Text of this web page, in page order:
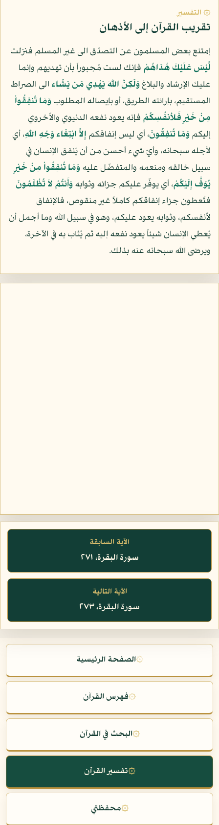
۞ التفسير
تقريب القرآن إلى الأذهان
إمتنع بعض المسلمون عن التصدّق الى غير المسلم فنزلت
لَّيْسَ عَلَيْكَ هُدَاهُمْ فإنك لست مُجبوراً بأن تهديهم وإنما
عليك الإرشاد والبلاغوَلَكِنَّ اللّهَ يَهْدِي مَن يَشَاءالى الصراط
المستقيم، بإرائته الطريق، أو بإيصاله المطلوبوَمَا تُنفِقُواْ
مِنْ خَيْرٍ فَلأنفُسِكُمْ فإنه يعود نفعه الدنيوي والأخروي
إليكموَمَا تُنفِقُونَ، أي ليس إنفاقكم إِلاَّ ابْتِغَاء وَجْهِ اللّهِ، أي
لأجله سبحانه، وأيّ شيء أحسن من أن يُنفق الإنسان في
سبيل خالقه ومنعمه والمتفضّل عليهوَمَا تُنفِقُواْ مِنْ خَيْرٍ
يُوَفَّ إِلَيْكُمْ، أي يوفّر عليكم جزائه وثوابهوَأَنتُمْ لاَ تُظْلَمُونَ
فتُعطون جزاء إنفاقكم كاملاً غير منقوص، فالإنفاق
لأنفسكم، وثوابه يعود عليكم، وهو في سبيل الله وما أجمل أن
يُعطي الإنسان شيئاً يعود نفعه إليه ثم يُثاب به في الآخرة،
ويرضى الله سبحانه عنه بذلك.
الآية السابقة
سورة البقرة، ٢٧١
الآية التالية
سورة البقرة، ٢٧٣
۞الصفحة الرئيسية
۞فهرس القرآن
۞البحث في القرآن
۞تفسير القرآن
۞محفظتي